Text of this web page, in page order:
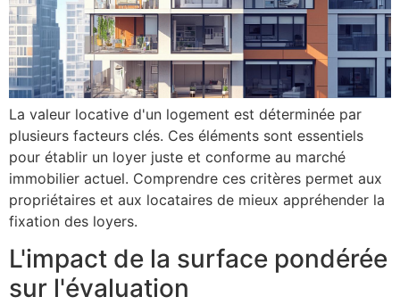
La valeur locative d'un logement est déterminée par
plusieurs facteurs clés. Ces éléments sont essentiels
pour établir un loyer juste et conforme au marché
immobilier actuel. Comprendre ces critères permet aux
propriétaires et aux locataires de mieux appréhender la
fixation des loyers.
L'impact de la surface pondérée
sur l'évaluation